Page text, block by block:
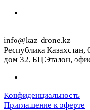
info@kaz-drone.kz
Республика Казахстан,
дом 32, БЦ Эталон,
Конфиденциальность
Приглашение к оферте